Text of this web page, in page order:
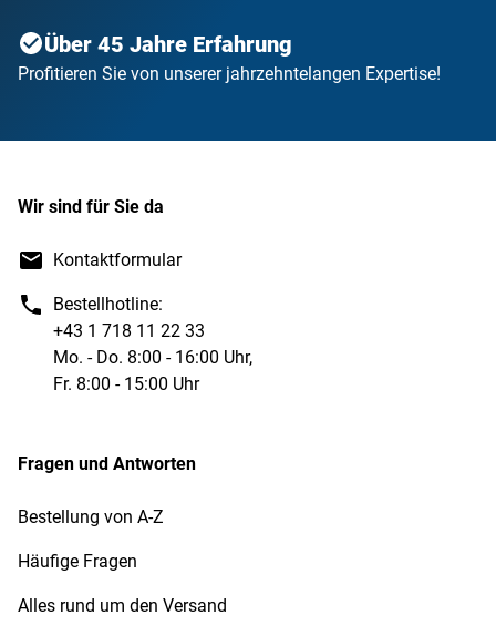
Über 45 Jahre Erfahrung
Profitieren Sie von unserer jahrzehntelangen Expertise!
Wir sind für Sie da
Kontaktformular
Bestellhotline:
+43 1 718 11 22 33
Mo. - Do. 8:00 - 16:00 Uhr,
Fr. 8:00 - 15:00 Uhr
Fragen und Antworten
Bestellung von A-Z
Häufige Fragen
Alles rund um den Versand